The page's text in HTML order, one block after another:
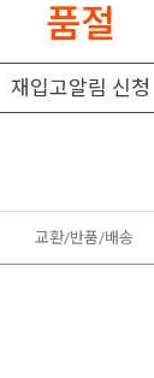
품절
재입고알림 신청
교환/반품/배송